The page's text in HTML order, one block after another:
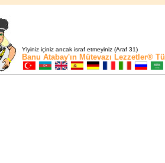
Yiyiniz içiniz ancak israf etmeyiniz (Araf 31)
Banu Atabay'ın Mütevazı Lezzetler®